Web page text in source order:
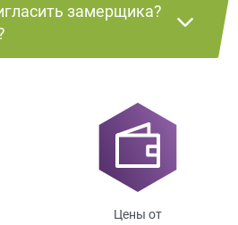
замерщика?
Цены от